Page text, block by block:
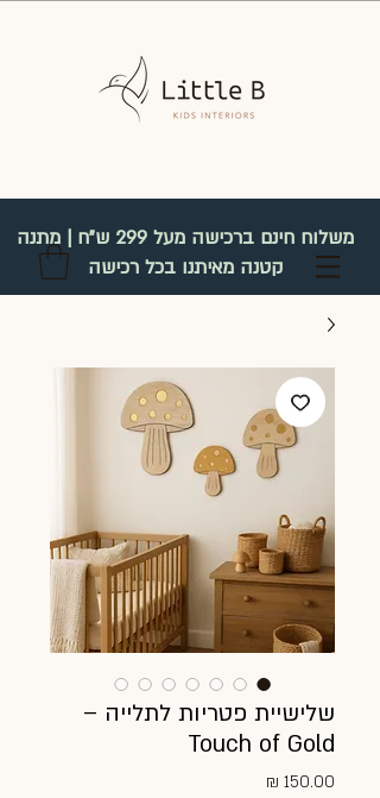
משלוח חינם ברכישה מעל 299 ש"ח | מתנה
קטנה מאיתנו בכל רכישה
שלישיית פטריות לתלייה –
Touch of Gold